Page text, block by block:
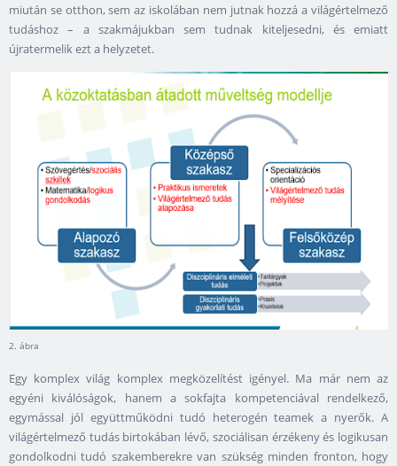
miután se otthon, sem az iskolában nem jutnak hozzá a világértelmező
tudáshoz – a szakmájukban sem tudnak kiteljesedni, és emiatt
újratermelik ezt a helyzetet.
2. ábra
Egy komplex világ komplex megközelítést igényel. Ma már nem az
egyéni kiválóságok, hanem a sokfajta kompetenciával rendelkező,
egymással jól együttműködni tudó heterogén teamek a nyerők. A
világértelmező tudás birtokában lévő, szociálisan érzékeny és logikusan
gondolkodni tudó szakemberekre van szükség minden fronton, hogy